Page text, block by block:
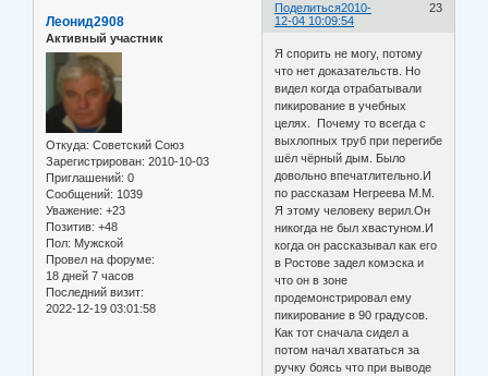
Поделиться 23
2010-
12-04 10:09:54
Леонид2908
Активный участник
Откуда: Советский Союз
Зарегистрирован: 2010-10-03
Приглашений: 0
Сообщений: 1039
Уважение: +23
Позитив: +48
Пол: Мужской
Провел на форуме:
18 дней 7 часов
Последний визит:
2022-12-19 03:01:58
Я спорить не могу, потому
что нет доказательств. Но
видел когда отрабатывали
пикирование в учебных
целях. Почему то всегда с
выхлопных труб при перегибе
шёл чёрный дым. Было
довольно впечатлительно.И
по рассказам Негреева М.М.
Я этому человеку верил.Он
никогда не был хвастуном.И
когда он рассказывал как его
в Ростове задел комэска и
что он в зоне
продемонстрировал ему
пикирование в 90 градусов.
Как тот сначала сидел а
потом начал хвататься за
ручку боясь что при выводе